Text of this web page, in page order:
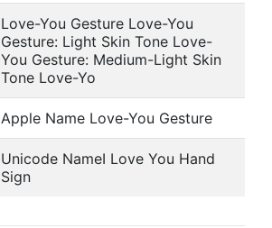
Love-You Gesture Love-You
Gesture: Light Skin Tone Love-
You Gesture: Medium-Light Skin
Tone Love-Yo
Apple Name Love-You Gesture
Unicode NameI Love You Hand
Sign